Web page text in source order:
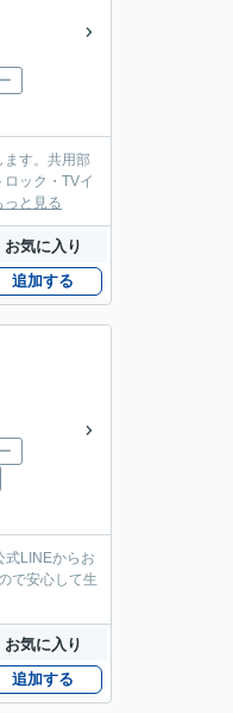
ます。共用部
ック・TVイ
っと見る
お気に入り
追加する
式LINEからお
で安心して生
お気に入り
追加する